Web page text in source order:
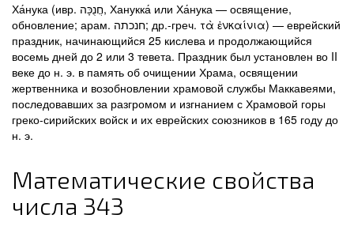
Ха́нука (ивр. חֲנֻכָּה‎, Ханукка́ или Ха́нука — освящение,
обновление; арам. חנכתה; др.-греч. τὰ ἐνκαίνια) — еврейский
праздник, начинающийся 25 кислева и продолжающийся
восемь дней до 2 или 3 тевета. Праздник был установлен во II
веке до н. э. в память об очищении Храма, освящении
жертвенника и возобновлении храмовой службы Маккавеями,
последовавших за разгромом и изгнанием с Храмовой горы
греко-сирийских войск и их еврейских союзников в 165 году до
н. э.
Математические свойства
числа 343